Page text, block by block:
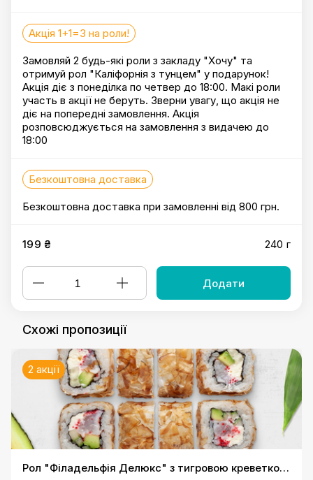
Акція 1+1=3 на роли!
Замовляй 2 будь-які роли з закладу "Хочу" та
отримуй рол "Каліфорнія з тунцем" у подарунок!
Акція діє з понеділка по четвер до 18:00. Макі роли
участь в акції не беруть. Зверни увагу, що акція не
діє на попередні замовлення. Акція
розповсюджується на замовлення з видачею до
18:00
Безкоштовна доставка
Безкоштовна доставка при замовленні від 800 грн.
199 ₴ 240 г
Додати
Схожі пропозиції
2 акції
Рол "Філадельфія Делюкс" з тигровою креветкою